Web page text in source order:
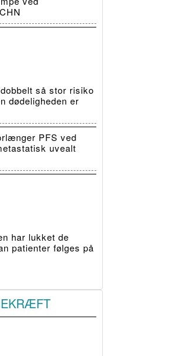
så stor risiko
dødeligheden er
PFS ved
uvealt
har lukket de
patienter følges på